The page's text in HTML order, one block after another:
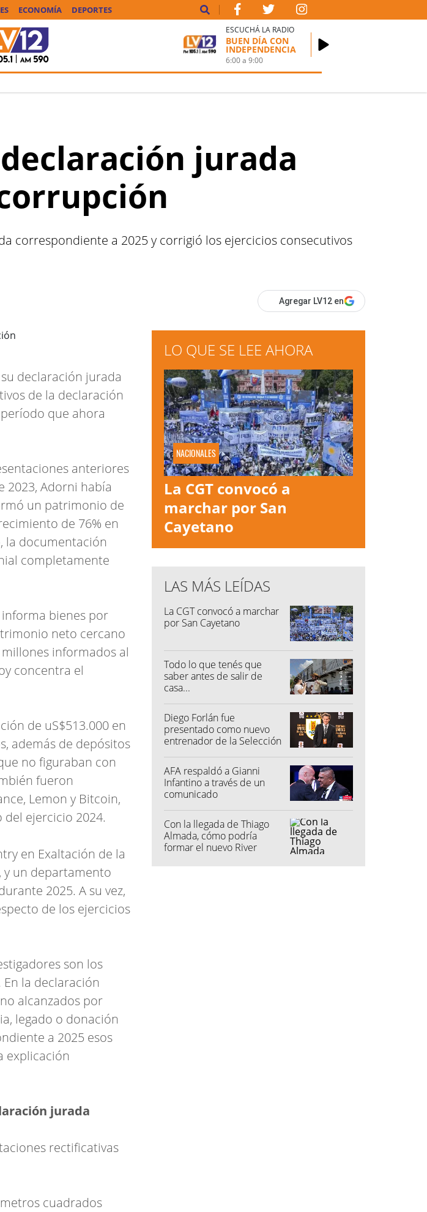
ECONOMÍA DEPORTES
ESCUCHÁ LA RADIO
BUEN DÍA CON
INDEPENDENCIA
6:00a9:00
jurada
correspondiente a 2025 y corrigió los ejercicios consecutivos
Agregar LV12 en
declaración jurada
de la declaración
que ahora
anteriores
2023, Adorni había
un patrimonio de
de 76% en
la documentación
completamente
bienes por
neto cercano
informados al
concentra el
de uS$513.000 en
además de depósitos
no figuraban con
fueron
Lemon y Bitcoin,
ejercicio 2024.
en Exaltación de la
y un departamento
2025. A su vez,
de los ejercicios
son los
la declaración
alcanzados por
legado o donación
a 2025 esos
explicación
jurada
rectificativas
cuadrados
LO QUE SE LEE AHORA
NACIONALES
La CGT convocó a
marchar por San
Cayetano
LAS MÁS LEÍDAS
La CGT convocó a marchar
por San Cayetano
Todo lo que tenés que
saber antes de salir de
casa...
Diego Forlán fue
presentado como nuevo
entrenador de la Selección
AFA respaldó a Gianni
Infantino a través de un
comunicado
Con la llegada de Thiago
Almada, cómo podría
formar el nuevo River